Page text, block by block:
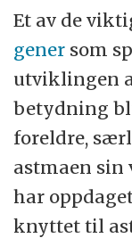
Et av de
gener som
utviklingen
betydning
foreldre,
astmaen sin
har
knyttet til